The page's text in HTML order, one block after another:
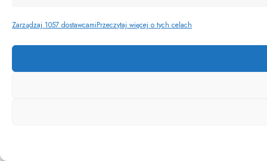
Zarządzaj 1057 dostawcamiPrzeczytaj więcej o tych celach